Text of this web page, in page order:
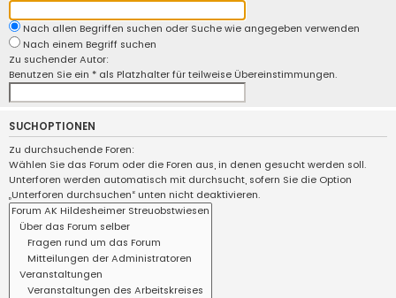
Nach allen Begriffen suchen oder Suche wie angegeben verwenden
Nach einem Begriff suchen
Zu suchender Autor:
Benutzen Sie ein * als Platzhalter für teilweise Übereinstimmungen.
SUCHOPTIONEN
Zu durchsuchende Foren:
Wählen Sie das Forum oder die Foren aus, in denen gesucht werden soll.
Unterforen werden automatisch mit durchsucht, sofern Sie die Option
„Unterforen durchsuchen“ unten nicht deaktivieren.